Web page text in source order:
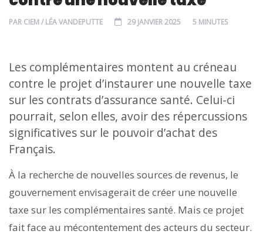
PAR CIEM / LÉA VANDEPUTTE 29 JANVIER 2025 5 MINUTES
Les complémentaires montent au créneau
contre le projet d’instaurer une nouvelle taxe
sur les contrats d’assurance santé. Celui-ci
pourrait, selon elles, avoir des répercussions
significatives sur le pouvoir d’achat des
Français.
À la recherche de nouvelles sources de revenus, le
gouvernement envisagerait de créer une nouvelle
taxe sur les complémentaires santé. Mais ce projet
fait face au mécontentement des acteurs du secteur.